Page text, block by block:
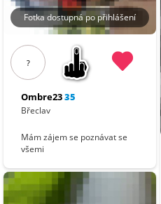
Fotka dostupná po přihlášení
?
Ombre2335
Břeclav
Mám zájem se poznávat se
všemi